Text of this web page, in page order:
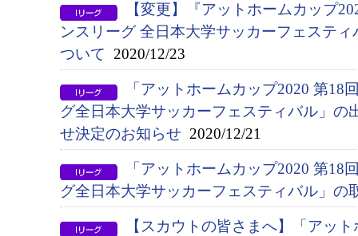
【変更】『アットホームカップ
ンスリーグ 全日本大学サッカーフェステ
ついて 2020/12/23
「アットホームカップ2020 第18
グ全日本大学サッカーフェスティバル」の
せ決定のお知らせ 2020/12/21
「アットホームカップ2020 第18
グ全日本大学サッカーフェスティバル」の
【スカウトの皆さまへ】「アッ